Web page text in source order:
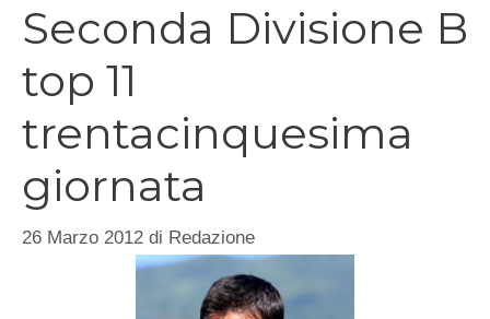
Seconda Divisione B
top 11
trentacinquesima
giornata
26 Marzo 2012 di Redazione